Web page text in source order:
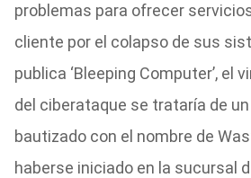
problemas para ofrecer
cliente por el colapso de sus
publica ‘Bleeping Computer’, el
del ciberataque se trataría de un
bautizado con el nombre de
haberse iniciado en la sucursal